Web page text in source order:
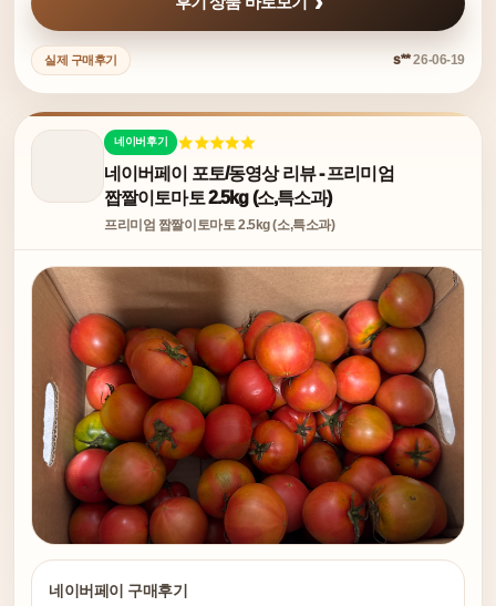
실제 구매후기 s**26-06-19
네이버후기
네이버페이 포토/동영상 리뷰 - 프리미엄
짭짤이토마토 2.5kg (소,특소과)
프리미엄 짭짤이토마토 2.5kg (소,특소과)
네이버페이 구매후기